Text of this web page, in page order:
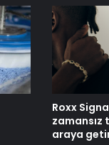
Roxx
zamansız
araya